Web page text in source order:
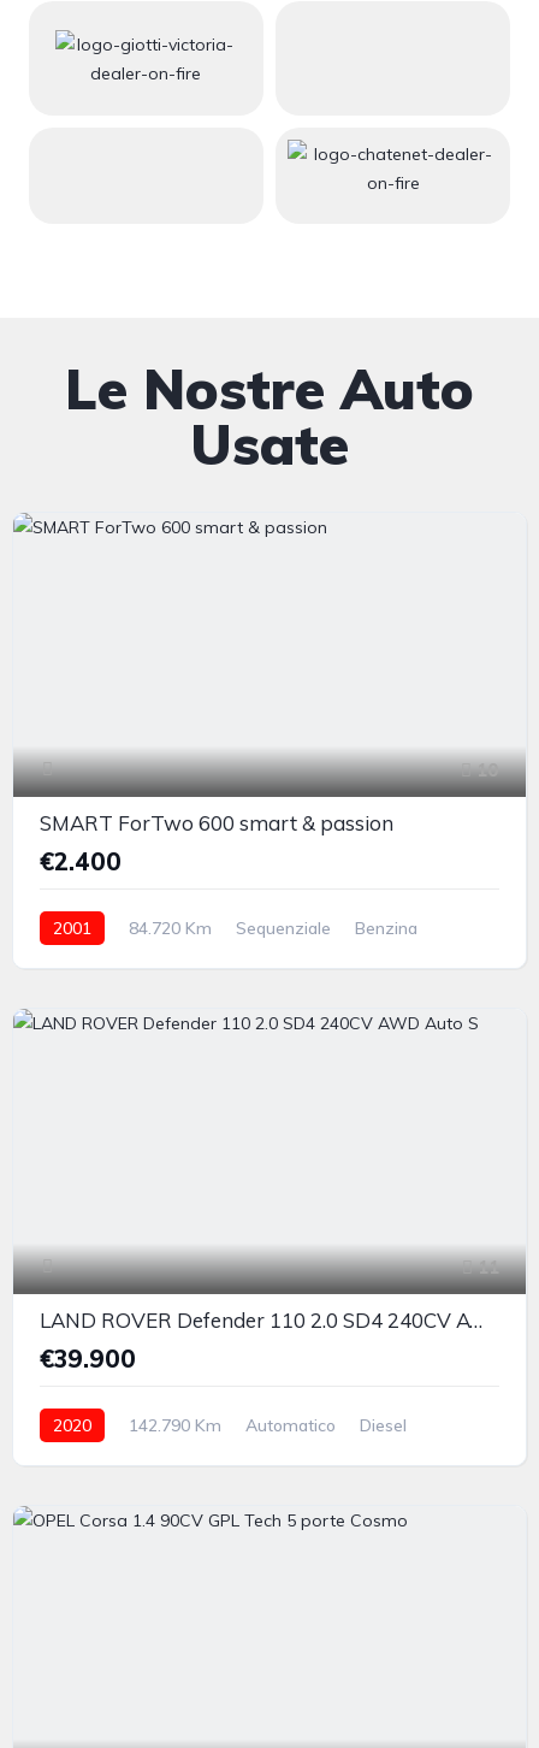
Le Nostre Auto
Usate
10
SMART ForTwo 600 smart & passion
€2.400
2001 84.720 Km Sequenziale
Benzina
11
LAND ROVER Defender 110 2.0 SD4 240CV AWD Auto S
€39.900
2020 142.790 Km Automatico
Diesel